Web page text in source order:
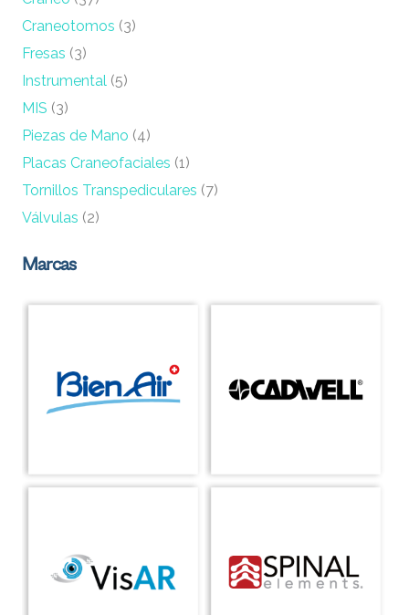
Craneotomos (3)
Fresas (3)
Instrumental (5)
MIS (3)
Piezas de Mano (4)
Placas Craneofaciales (1)
Tornillos Transpediculares (7)
Válvulas (2)
Marcas